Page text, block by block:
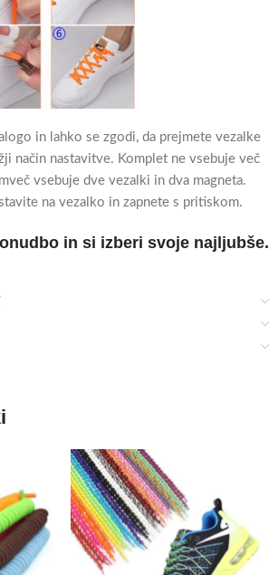
in lahko se zgodi, da prejmete vezalke
način nastavitve. Komplet ne vsebuje več
vsebuje dve vezalki in dva magneta.
na vezalko in zapnete s pritiskom.
in si izberi svoje najljubše.